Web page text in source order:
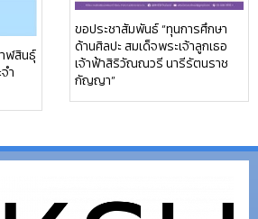
ฬสินธุ์
ำ
ขอประชาสัมพันธ์ “ทุนการศึกษา
ด้านศิลปะ สมเด็จพระเจ้าลูกเธอ
เจ้าฟ้าสิริวัณณวรี นารีรัตนราช
กัญญา”